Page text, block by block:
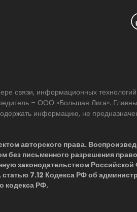
связи, информационных
– ООО «Большая Лига».
информацию, не
авторского права.
без письменного разрешения
законодательством
7.12 Кодекса РФ об
кодекса РФ.